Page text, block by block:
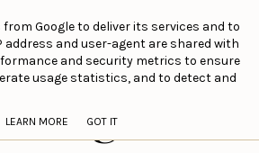
Google to deliver its services and to
address and user-agent are shared with
and security metrics to ensure
usage statistics, and to detect and
LEARN MORE GOT IT